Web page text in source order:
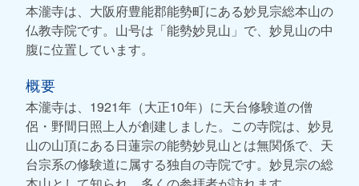
本瀧寺は、大阪府豊能郡能勢町にある妙見宗総本山の
仏教寺院です。山号は「能勢妙見山」で、妙見山の中
腹に位置しています。
概要
本瀧寺は、1921年（大正10年）に天台修験道の僧
侶・野間日照上人が創建しました。この寺院は、妙見
山の山頂にある日蓮宗の能勢妙見山とは無関係で、天
台宗系の修験道に属する独自の寺院です。妙見宗の総